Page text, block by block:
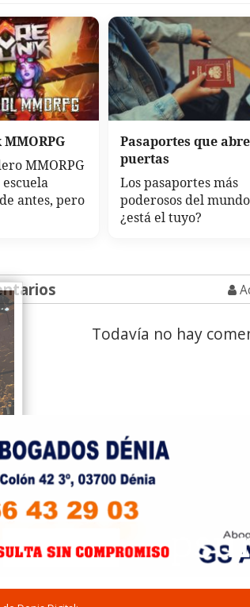
MMORPG
antes, pero
Pasaportes que
puertas
Los pasaportes más
poderosos del
¿está el tuyo?
Todavía no hay